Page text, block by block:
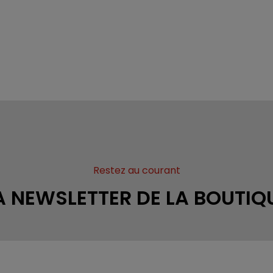
Restez au courant
NEWSLETTER DE LA